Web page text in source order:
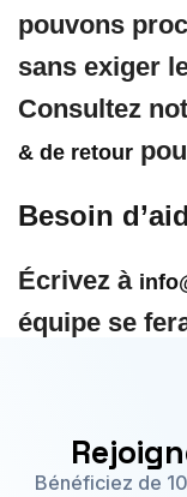
pouvons
sans exiger
Consultez
& de retour
Besoin
Écrivez à
équipe se
Bénéficiez de